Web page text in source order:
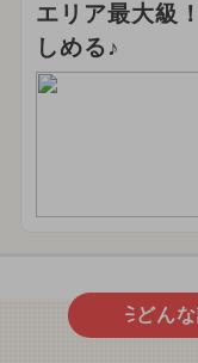
エリア最大級
しめる♪
どん